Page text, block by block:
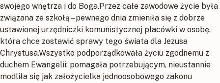
swojego wnętrza i do Boga.Przez całe zawodowe życie była
związana ze szkołą – pewnego dnia zmieniła się z dobrze
ustawionej urzędniczki komunistycznej placówki w osobę,
która chce zostawić sprawy tego świata dla Jezusa
Chrystusa.Wszystko podporządkowała życiu zgodnemu z
duchem Ewangelii: pomagała potrzebującym, nieustannie
modliła się jak założycielka jednoosobowego zakonu